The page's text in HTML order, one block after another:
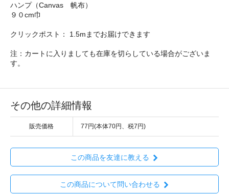
ハンプ（Canvas 帆布）
９０cm巾
クリックポスト： 1.5mまでお届けできます
注：カートに入りましても在庫を切らしている場合がございま
す。
その他の詳細情報
販売価格 77円(本体70円、税7円)
この商品を友達に教える
この商品について問い合わせる